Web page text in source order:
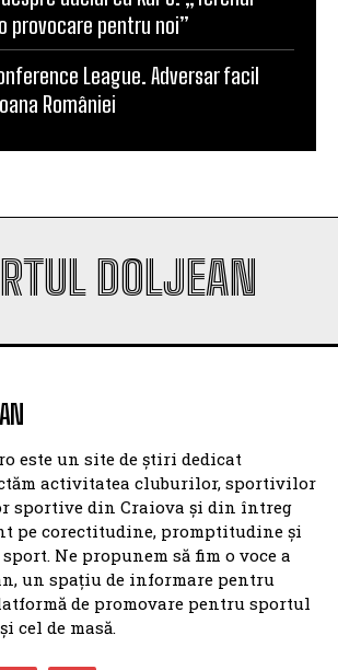
Craiova participă la Memorialul
de la Târgu Jiu
duelul cu KuPS: „Terenul
este un site de știri dedicat
activitatea cluburilor, sportivilor
sportive din Craiova și din întreg
pe corectitudine, promptitudine și